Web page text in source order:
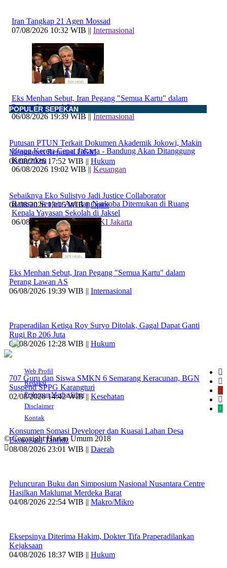
Iran Tangkap 21 Agen Mossad
07/08/2026 10:32 WIB || Internasional
Eks Menhan Sebut, Iran Pegang "Semua Kartu" dalam
Perang Lawan AS
06/08/2026 19:39 WIB || Internasional
Utang Kereta Cepat Jakarta - Bandung Akan Ditanggung
Kemenkeu
06/08/2026 19:02 WIB || Keuangan
Ratusan Senjata Api dan Narkoba Ditemukan di Ruang
Kepala Yayasan Sekolah di Jaksel
06/08/2026 17:40 WIB ||
DKI Jakarta
POPULER SEPEKAN
Putusan PTUN Terkait Dokumen Akademik Jokowi, Makin
Menggerus Reputasi UGM
08/08/2026 17:52 WIB || Hukum
Sebaiknya Eko Sulistyo Jadi Justice Collaborator
04/08/2026 13:15 WIB ||Opini
Eks Menhan Sebut, Iran Pegang "Semua Kartu" dalam
Perang Lawan AS
06/08/2026 19:39 WIB || Internasional
Praperadilan Ketiga Roy Suryo Ditolak, Gagal Dapat Ganti
Rugi Rp 206 Juta
06/08/2026 12:28 WIB || Hukum
707 Guru dan Siswa SMKN 6 Semarang Keracunan, BGN
Suspend SPPG Karangturi
02/08/2026 14:42 WIB || Kesehatan
Konsumen Somasi Developer dan Kuasai Lahan Desa
Ekowisata Tahfidz
08/08/2026 23:01 WIB || Daerah
Peluncuran Buku dan Simposium Nasional Nusantara Centre
Hasilkan Maklumat Merdeka Barat
04/08/2026 22:54 WIB || Makro/Mikro
Eksepsinya Diterima Hakim, Dokter Tifa Praperadilankan
Kejaksaan
04/08/2026 18:37 WIB || Hukum
Web Profil
Redaksi
Pedoman Media Siber
Disclaimer
Kontak
© Copyright Harian Umum 2018